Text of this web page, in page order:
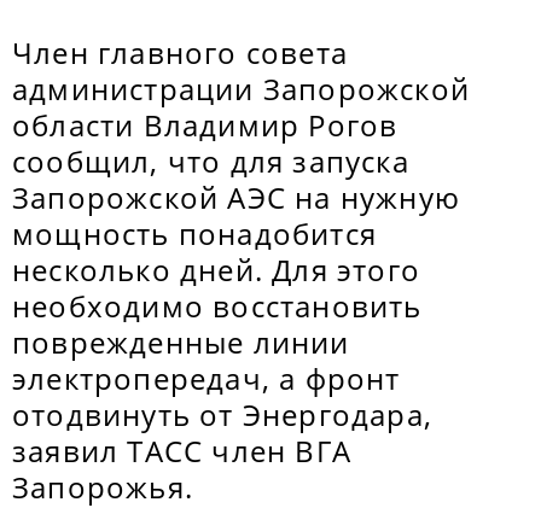
Член главного совета
администрации Запорожской
области Владимир Рогов
сообщил, что для запуска
Запорожской АЭС на нужную
мощность понадобится
несколько дней. Для этого
необходимо восстановить
поврежденные линии
электропередач, а фронт
отодвинуть от Энергодара,
заявил ТАСС член ВГА
Запорожья.